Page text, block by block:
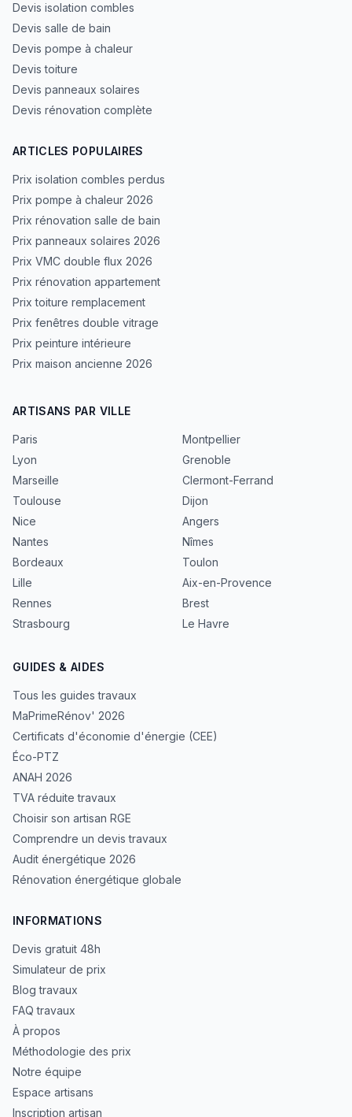
Devis isolation combles
Devis salle de bain
Devis pompe à chaleur
Devis toiture
Devis panneaux solaires
Devis rénovation complète
ARTICLES POPULAIRES
Prix isolation combles perdus
Prix pompe à chaleur 2026
Prix rénovation salle de bain
Prix panneaux solaires 2026
Prix VMC double flux 2026
Prix rénovation appartement
Prix toiture remplacement
Prix fenêtres double vitrage
Prix peinture intérieure
Prix maison ancienne 2026
ARTISANS PAR VILLE
Paris
Lyon
Marseille
Toulouse
Nice
Nantes
Bordeaux
Lille
Rennes
Strasbourg
Montpellier
Grenoble
Clermont-Ferrand
Dijon
Angers
Nîmes
Toulon
Aix-en-Provence
Brest
Le Havre
GUIDES & AIDES
Tous les guides travaux
MaPrimeRénov' 2026
Certificats d'économie d'énergie (CEE)
Éco-PTZ
ANAH 2026
TVA réduite travaux
Choisir son artisan RGE
Comprendre un devis travaux
Audit énergétique 2026
Rénovation énergétique globale
INFORMATIONS
Devis gratuit 48h
Simulateur de prix
Blog travaux
FAQ travaux
À propos
Méthodologie des prix
Notre équipe
Espace artisans
Inscription artisan